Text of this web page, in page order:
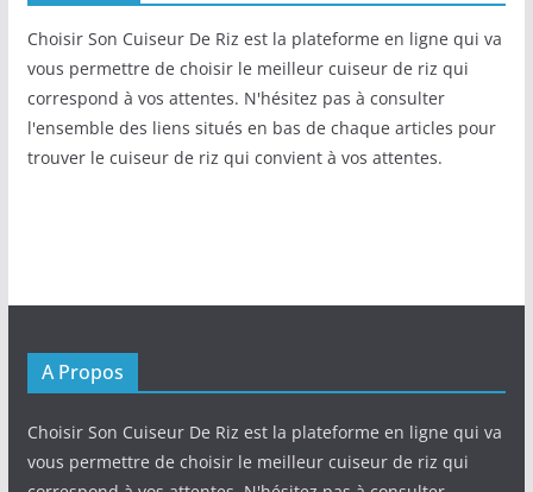
Choisir Son Cuiseur De Riz est la plateforme en ligne qui va
vous permettre de choisir le meilleur cuiseur de riz qui
correspond à vos attentes. N'hésitez pas à consulter
l'ensemble des liens situés en bas de chaque articles pour
trouver le cuiseur de riz qui convient à vos attentes.
A Propos
Choisir Son Cuiseur De Riz est la plateforme en ligne qui va
vous permettre de choisir le meilleur cuiseur de riz qui